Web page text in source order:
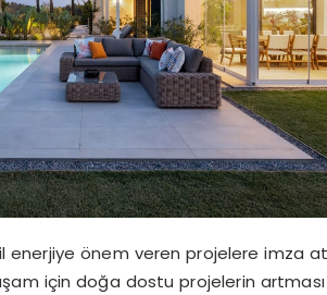
önem veren projelere imza
için doğa dostu projelerin